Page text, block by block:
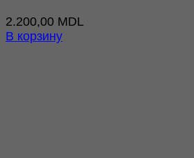
2.200,00 MDL
В корзину